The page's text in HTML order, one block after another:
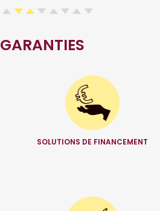
GARANTIES
SOLUTIONS DE FINANCEMENT